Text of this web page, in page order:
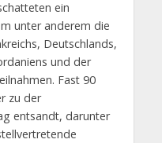
ein
unter anderem die
Deutschlands,
und der
Fast 90
zu der
entsandt, darunter